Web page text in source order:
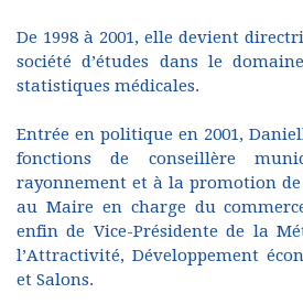
De 1998 à 2001, elle devient
société d’études dans le
statistiques médicales.
Entrée en politique en 2001,
fonctions de conseillère
rayonnement et à la promotion
au Maire en charge du
enfin de Vice-Présidente de la
l’Attractivité, Développement
et Salons.